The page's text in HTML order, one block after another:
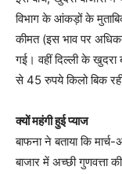
विभाग के आंकड़ों के
कीमत (इस भाव पर
गई। वहीं दिल्ली के
से 45 रुपये किलो बिक
क्यों महंगी हुई प्याज
बाफना ने बताया कि
बाजार में अच्छी गुणवत्ता